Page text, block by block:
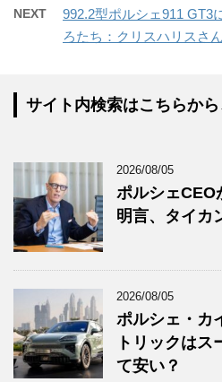
NEXT
992.2型ポルシェ911 GT3
ろたち：クリスハリスさ
サイト内検索はこちらから
2026/08/05
ポルシェCEO
明言、タイカ
2026/08/05
ポルシェ・カ
トリックはス
て安い？